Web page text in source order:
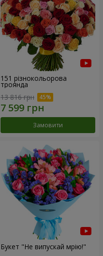
151 різнокольорова
троянда
13 816 грн
Замовити
Букет "Не випускай мрію!"